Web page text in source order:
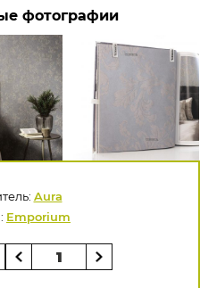
фотографии
Aura
Emporium